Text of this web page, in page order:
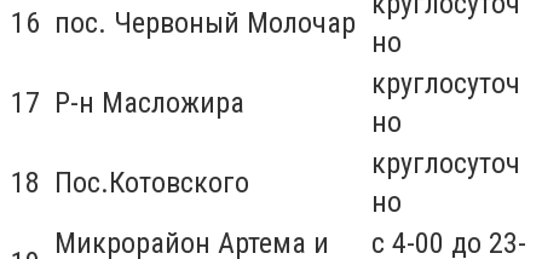
16 пос. Червоный Молочар
но
17 Р-н Масложира
круглосуточ
но
18 Пос.Котовского
круглосуточ
но
Микрорайон Артема и с 4-00 до 23-